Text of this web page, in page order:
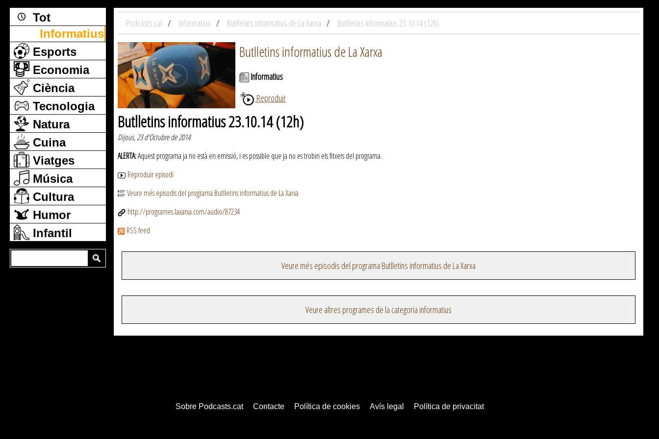
Tot
Informatius
Esports
Economia
Ciència
Tecnologia
Natura
Cuina
Viatges
Música
Cultura
Humor
Infantil
Podcasts.cat Informatius Butlletins informatius de La Xarxa Butlletins informatius 23.10.14 (12h)
Butlletins informatius de La Xarxa
Informatius
Reproduir
Butlletins informatius 23.10.14 (12h)
Dijous, 23 d'Octubre de 2014
ALERTA:Aquest programa ja no està en emissió, i es possible que ja no es trobin els fitxers del programa.
Reproduir episodi
Veure més episodis del programa Butlletins informatius de La Xarxa
http://programes.laxarxa.com/audio/87234
RSS feed
Veure més episodis del programa Butlletins informatius de La Xarxa
Veure altres programes de la categoria informatius
Sobre Podcasts.cat Contacte Política de cookies Avís legal Política de privacitat